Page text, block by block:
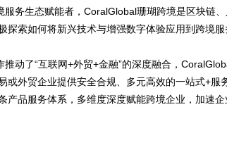
务生态赋能者， CoralGlobal珊瑚跨境是区块链
探索如何将新兴技术与增强数字体验应用到跨境
推动了“互联网+外贸+金融”的深度融合，
或外贸企业提供安全合规、多元高效的一站式+服
产品服务体系，多维度深度赋能跨境企业，加速企